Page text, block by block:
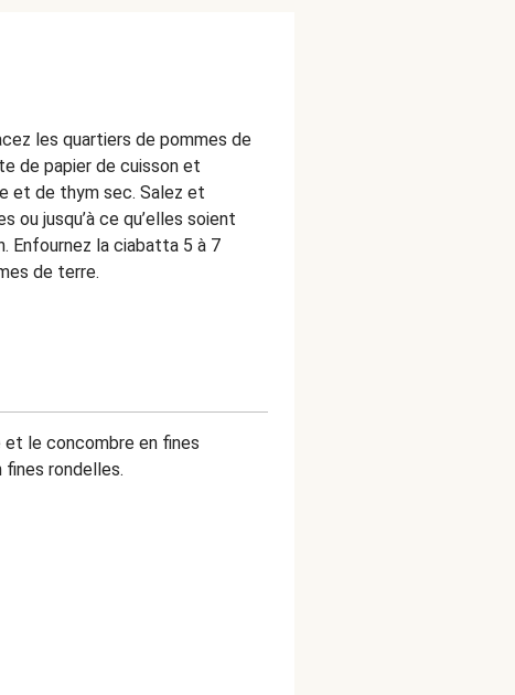
les quartiers de pommes de
de papier de cuisson et
et de thym sec. Salez et
ou jusqu’à ce qu’elles soient
Enfournez la ciabatta 5 à 7
de terre.
le concombre en fines
rondelles.